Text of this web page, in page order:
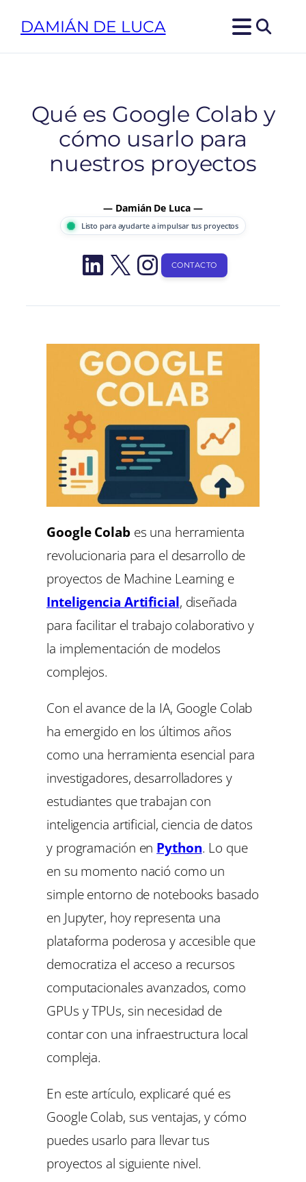
DAMIÁN DE LUCA
Qué es Google Colab y
cómo usarlo para
nuestros proyectos
— Damián De Luca —
Listo para ayudarte a impulsar tus proyectos
LinkedIn
X Instagram
CONTACTO
Google Colabes una herramienta
revolucionaria para el desarrollo de
proyectos de Machine Learning e
Inteligencia Artificial, diseñada
para facilitar el trabajo colaborativo y
la implementación de modelos
complejos.
Con el avance de la IA, Google Colab
ha emergido en los últimos años
como una herramienta esencial para
investigadores, desarrolladores y
estudiantes que trabajan con
inteligencia artificial, ciencia de datos
y programación en Python. Lo que
en su momento nació como un
simple entorno de notebooks basado
en Jupyter, hoy representa una
plataforma poderosa y accesible que
democratiza el acceso a recursos
computacionales avanzados, como
GPUs y TPUs, sin necesidad de
contar con una infraestructura local
compleja.
En este artículo, explicaré qué es
Google Colab, sus ventajas, y cómo
puedes usarlo para llevar tus
proyectos al siguiente nivel.